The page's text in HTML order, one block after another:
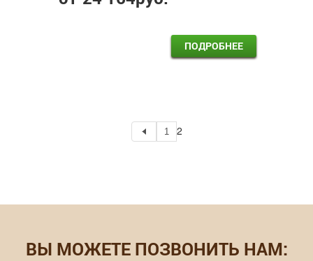
ПОДРОБНЕЕ
1 2
ВЫ МОЖЕТЕ ПОЗВОНИТЬ НАМ: